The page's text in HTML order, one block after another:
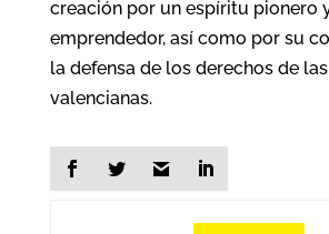
creación por un espíritu pionero
emprendedor, así como por su
la defensa de los derechos de
valencianas.